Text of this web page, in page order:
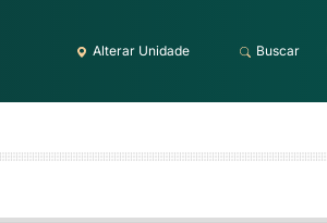
Alterar Unidade Buscar